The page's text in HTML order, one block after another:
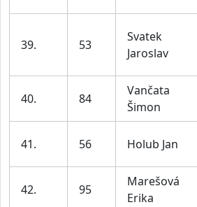
39. 53
Svatek
Jaroslav
40. 84
Vančata
Šimon
41. 56 Holub Jan
42. 95
Marešová
Erika